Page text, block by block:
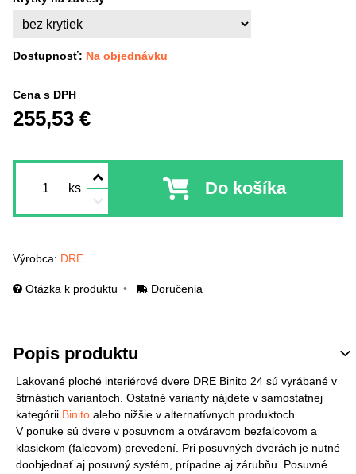
Dostupnosť: Na objednávku
Cena s DPH
255,53 €
ks Do košíka
Výrobca: DRE
Otázka k produktu Doručenia
Popis produktu
Lakované ploché interiérové dvere DRE Binito 24 sú vyrábané v
štrnástich variantoch. Ostatné varianty nájdete v samostatnej
kategórii Binito alebo nižšie v alternatívnych produktoch.
V ponuke sú dvere v posuvnom a otváravom bezfalcovom a
klasickom (falcovom) prevedení. Pri posuvných dverách je nutné
doobjednať aj posuvný systém, prípadne aj zárubňu. Posuvné